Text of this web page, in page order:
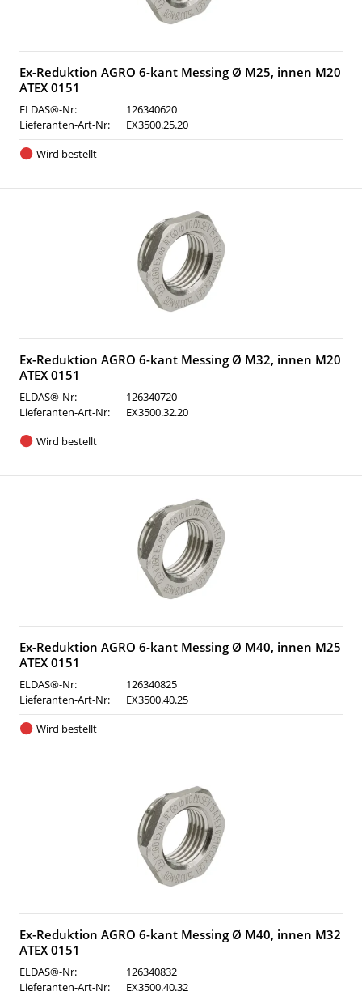
Ex-Reduktion AGRO 6-kant Messing Ø M25, innen M20
ATEX 0151
ELDAS®-Nr:
126340620
Lieferanten-Art-Nr:
EX3500.25.20
Wird bestellt
Ex-Reduktion AGRO 6-kant Messing Ø M32, innen M20
ATEX 0151
ELDAS®-Nr:
126340720
Lieferanten-Art-Nr:
EX3500.32.20
Wird bestellt
Ex-Reduktion AGRO 6-kant Messing Ø M40, innen M25
ATEX 0151
ELDAS®-Nr:
126340825
Lieferanten-Art-Nr:
EX3500.40.25
Wird bestellt
Ex-Reduktion AGRO 6-kant Messing Ø M40, innen M32
ATEX 0151
ELDAS®-Nr:
126340832
Lieferanten-Art-Nr:
EX3500.40.32